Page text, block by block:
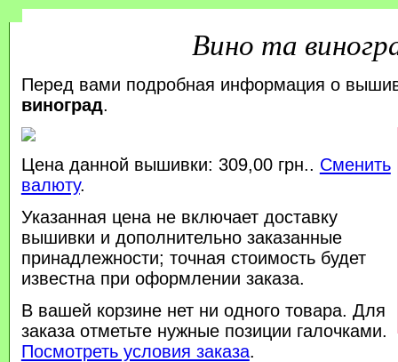
Вино та
Перед вами подробная информация о
виноград.
Цена данной вышивки: 309,00 грн.. Сменить
валюту.
Указанная цена не включает доставку
вышивки и дополнительно заказанные
принадлежности; точная стоимость будет
известна при оформлении заказа.
В вашей корзине нет ни одного товара. Для
заказа отметьте нужные позиции галочками.
Посмотреть условия заказа.